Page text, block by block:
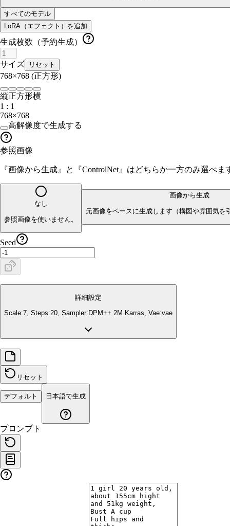
すべてのモデル
LoRA（エフェクト）を追加
生成枚数（予約生成）
サイズ リセット
768×768 (正方形)
縦正方形横
1 : 1
768×768
高解像度で生成する
参照画像
『画像から生成』と『ControlNet』はどちらか一方のみ選べ
なし
参照画像を使いません。
画像から生成
元画像をベースに生成します（構図や雰囲気を
Seed
詳細設定
Scale:7, Steps:20, Sampler: DPM++ 2M Karras, Vae:vae
リセット
デフォルト 日本語で生成
プロンプト